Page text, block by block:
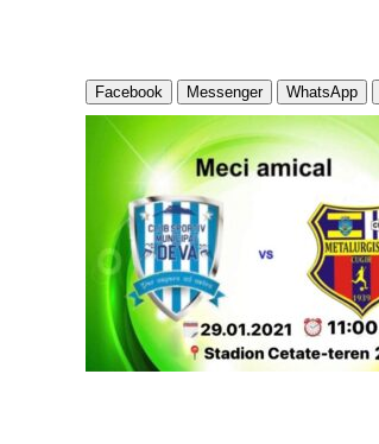
Facebook Messenger WhatsApp